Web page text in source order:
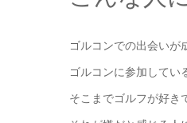
ゴルコンでの出会いが
ゴルコンに参加してい
そこまでゴルフが好き